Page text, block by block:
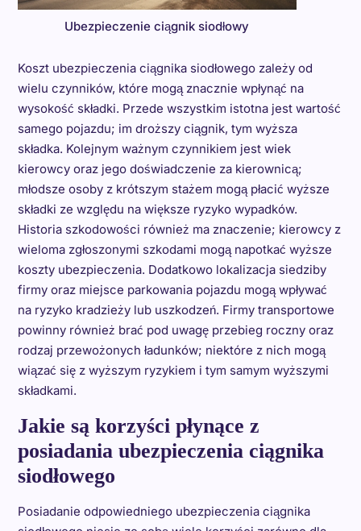
Ubezpieczenie ciągnik siodłowy
Koszt ubezpieczenia ciągnika siodłowego zależy od
wielu czynników, które mogą znacznie wpłynąć na
wysokość składki. Przede wszystkim istotna jest wartość
samego pojazdu; im droższy ciągnik, tym wyższa
składka. Kolejnym ważnym czynnikiem jest wiek
kierowcy oraz jego doświadczenie za kierownicą;
młodsze osoby z krótszym stażem mogą płacić wyższe
składki ze względu na większe ryzyko wypadków.
Historia szkodowości również ma znaczenie; kierowcy z
wieloma zgłoszonymi szkodami mogą napotkać wyższe
koszty ubezpieczenia. Dodatkowo lokalizacja siedziby
firmy oraz miejsce parkowania pojazdu mogą wpływać
na ryzyko kradzieży lub uszkodzeń. Firmy transportowe
powinny również brać pod uwagę przebieg roczny oraz
rodzaj przewożonych ładunków; niektóre z nich mogą
wiązać się z wyższym ryzykiem i tym samym wyższymi
składkami.
Jakie są korzyści płynące z
posiadania ubezpieczenia ciągnika
siodłowego
Posiadanie odpowiedniego ubezpieczenia ciągnika